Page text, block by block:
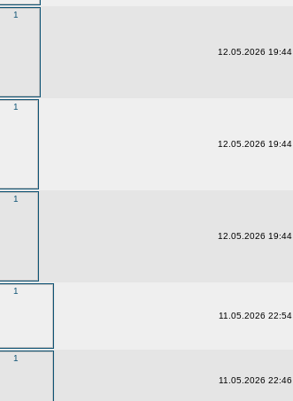
12.05.2026 19:44
12.05.2026 19:44
12.05.2026 19:44
11.05.2026 22:54
11.05.2026 22:46